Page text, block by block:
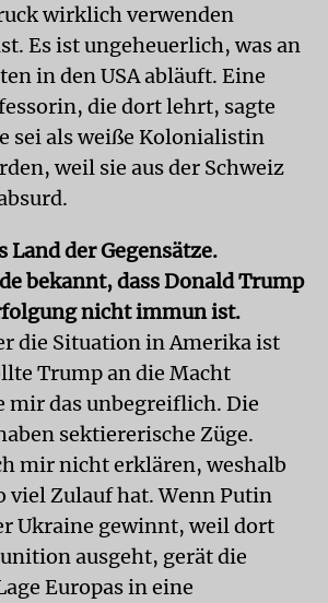
wirklich verwenden
Es ist ungeheuerlich, was an
in den USA abläuft. Eine
die dort lehrt, sagte
sei als weiße Kolonialistin
weil sie aus der Schweiz
Land der Gegensätze.
bekannt, dass Donald Trump
nicht immun ist.
die Situation in Amerika ist
Trump an die Macht
mir das unbegreiflich. Die
sektiererische Züge.
mir nicht erklären, weshalb
viel Zulauf hat. Wenn Putin
Ukraine gewinnt, weil dort
ausgeht, gerät die
Europas in eine